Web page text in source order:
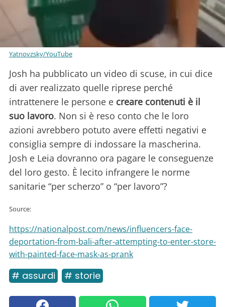
Yatnovzsky/YouTube
Josh ha pubblicato un video di scuse, in cui dice
di aver realizzato quelle riprese perché
intrattenere le persone e creare contenuti è il
suo lavoro. Non si è reso conto che le loro
azioni avrebbero potuto avere effetti negativi e
consiglia sempre di indossare la mascherina.
Josh e Leia dovranno ora pagare le conseguenze
del loro gesto. È lecito infrangere le norme
sanitarie “per scherzo” o “per lavoro”?
Source:
https://nationalpost.com/news/influencers-face-
deportation-from-bali-after-attempting-to-enter-store-
with-painted-face-mask-as-prank
# assurdi # storie